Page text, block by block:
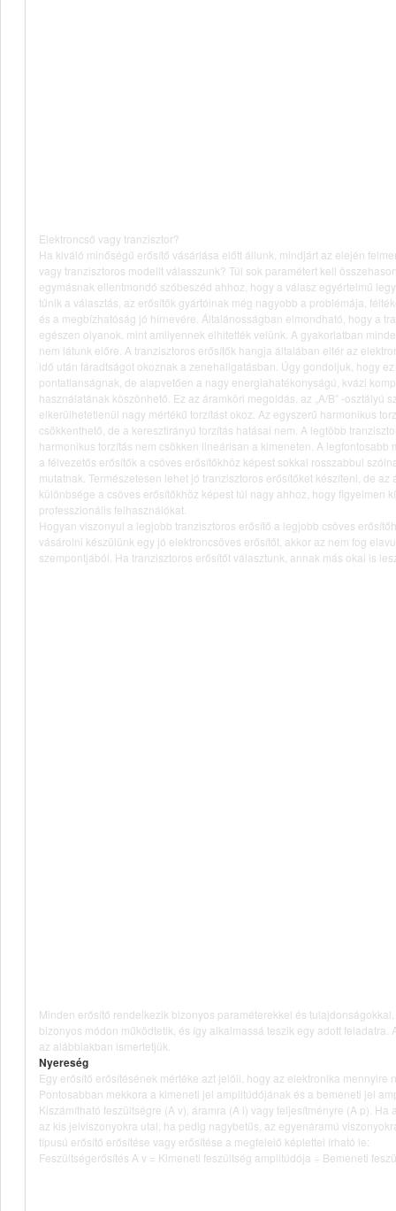
Elektroncső vagy tranzisztor?
Ha kiváló minőségű erősítő vásárlása előtt állunk, mindjárt az elején
vagy tranzisztoros modellt válasszunk? Túl sok paramétert kell
egymásnak ellentmondó szóbeszéd ahhoz, hogy a válasz egyértelmű
tűnik a választás, az erősítők gyártóinak még nagyobb a problémája,
és a megbízhatóság jó hírnevére. Általánosságban elmondható, hogy a
egészen olyanok, mint amilyennek elhitették velünk. A gyakorlatban
nem látunk előre. A tranzisztoros erősítők hangja általában eltér az
idő után fáradtságot okoznak a zenehallgatásban. Úgy gondoljuk, hogy
pontatlanságnak, de alapvetően a nagy energiahatékonyságú, kvázi
használatának köszönhető. Ez az áramköri megoldás, az „A/B” -osztályú
elkerülhetetlenül nagy mértékű torzítást okoz. Az egyszerű harmonikus
csökkenthető, de a keresztirányú torzítás hatásai nem. A legtöbb
harmonikus torzítás nem csökken lineárisan a kimeneten. A legfontosabb
a félvezetős erősítők a csöves erősítőkhöz képest sokkal rosszabbul
mutatnak. Természetesen lehet jó tranzisztoros erősítőket készíteni, de az
különbsége a csöves erősítőkhöz képest túl nagy ahhoz, hogy figyelmen
professzionális felhasználókat.
Hogyan viszonyul a legjobb tranzisztoros erősítő a legjobb csöves
vásárolni készülünk egy jó elektroncsöves erősítőt, akkor az nem fog
szempontjából. Ha tranzisztoros erősítőt választunk, annak más okai is
Minden erősítő rendelkezik bizonyos paraméterekkel és
bizonyos módon működtetik, és így alkalmassá teszik egy adott feladatra.
az alábbiakban ismertetjük.
Nyereség
Egy erősítő erősítésének mértéke azt jelöli, hogy az elektronika mennyire
Pontosabban mekkora a kimeneti jel amplitúdójának és a bemeneti jel
Kiszámítható feszültségre (A v), áramra (A i) vagy teljesítményre (A p). Ha
az kis jelviszonyokra utal, ha pedig nagybetűs, az egyenáramú
típusú erősítő erősítése vagy erősítése a megfelelő képlettel írható le:
Feszültségerősítés A v = Kimeneti feszültség amplitúdója ÷ Bemeneti